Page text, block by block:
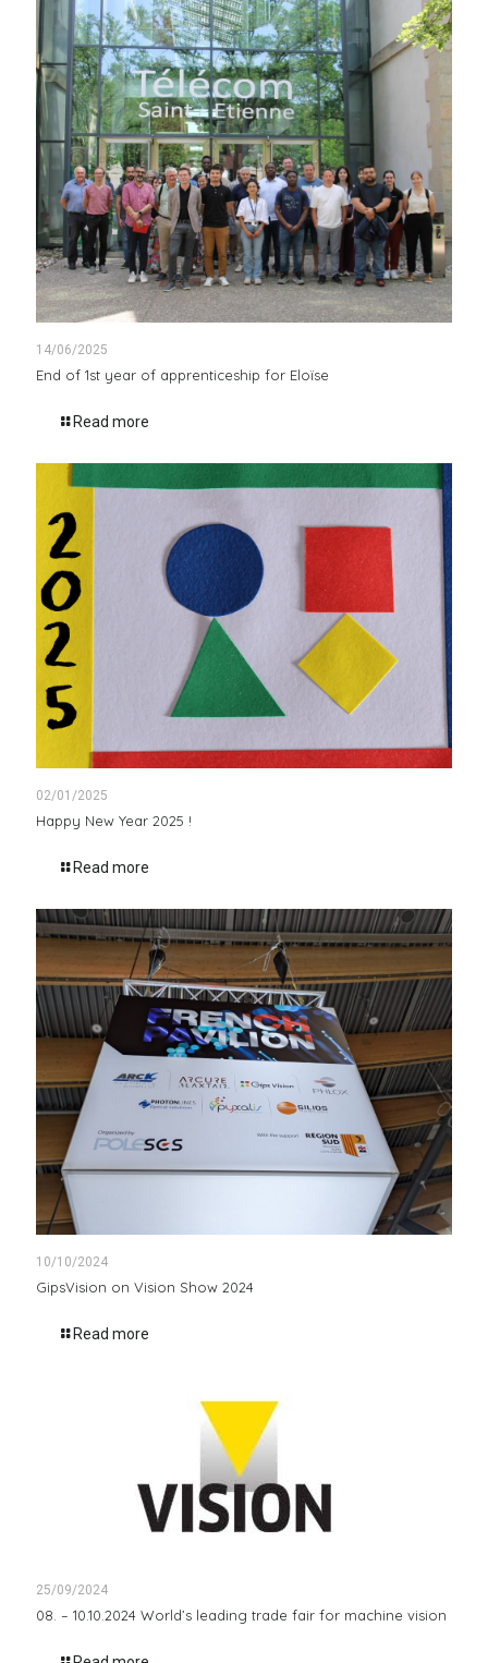
14/06/2025
End of 1st year of apprenticeship for Eloïse
Read more
02/01/2025
Happy New Year 2025 !
Read more
10/10/2024
GipsVision on Vision Show 2024
Read more
25/09/2024
08. – 10.10.2024 World’s leading trade fair for machine vision